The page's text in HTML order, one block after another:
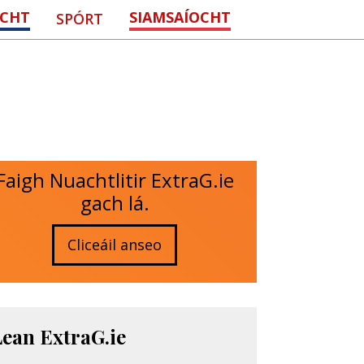
SPÓRT SIAMSAÍOCHT
Nuachtlitir ExtraG.ie
gach lá.
Cliceáil anseo
ExtraG.ie